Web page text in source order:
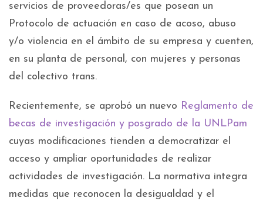
servicios de proveedoras/es que posean un
Protocolo de actuación en caso de acoso, abuso
y/o violencia en el ámbito de su empresa y cuenten,
en su planta de personal, con mujeres y personas
del colectivo trans.
Recientemente, se aprobó un nuevo Reglamento de
becas de investigación y posgrado de la UNLPam
cuyas modificaciones tienden a democratizar el
acceso y ampliar oportunidades de realizar
actividades de investigación. La normativa integra
medidas que reconocen la desigualdad y el